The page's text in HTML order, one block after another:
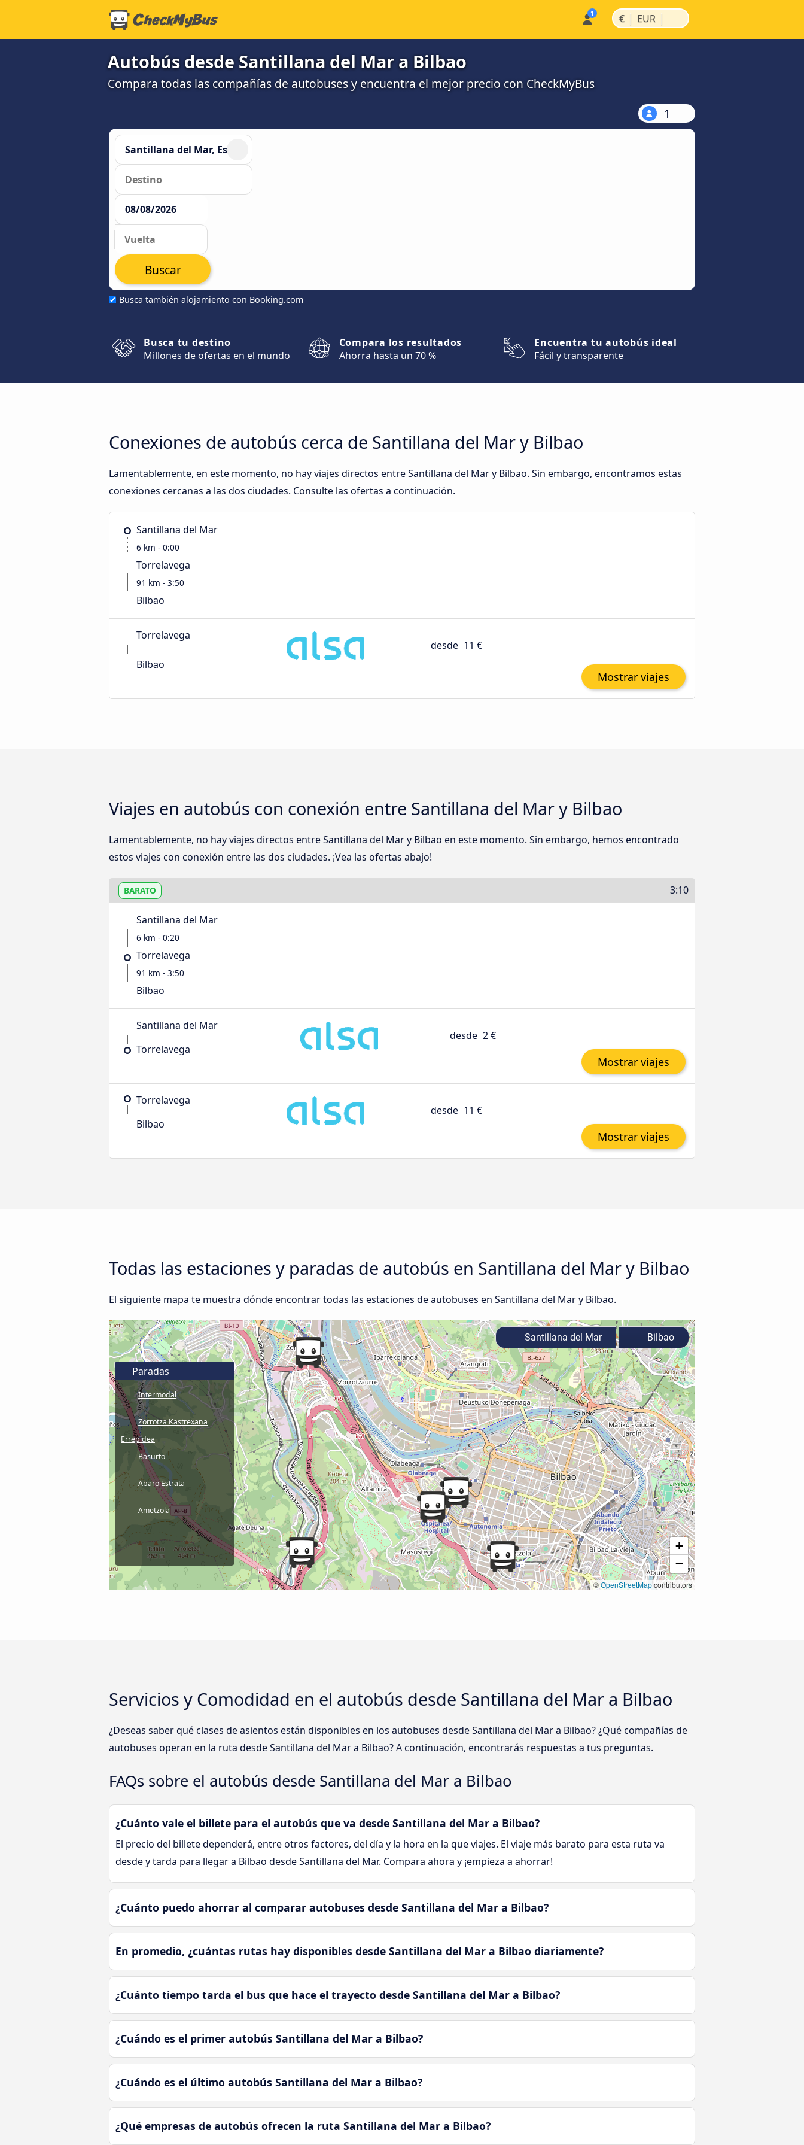
€ | EUR |
Autobús desde Santillana del Mar a Bilbao
Compara todas las compañías de autobuses y encuentra el mejor precio con CheckMyBus
1
Busca también alojamiento con Booking.com
Buscar
Busca tu destino
Millones de ofertas en el mundo
Compara los resultados
Ahorra hasta un 70 %
Encuentra tu autobús ideal
Fácil y transparente
Conexiones de autobús cerca de Santillana del Mar y Bilbao
Lamentablemente, en este momento, no hay viajes directos entre Santillana del Mar y Bilbao. Sin embargo, encontramos estas
conexiones cercanas a las dos ciudades. Consulte las ofertas a continuación.
Santillana del Mar
6 km - 0:00
Torrelavega
91 km - 3:50
Bilbao
Torrelavega
Bilbao
desde 11 €
Mostrar viajes
Viajes en autobús con conexión entre Santillana del Mar y Bilbao
Lamentablemente, no hay viajes directos entre Santillana del Mar y Bilbao en este momento. Sin embargo, hemos encontrado
estos viajes con conexión entre las dos ciudades. ¡Vea las ofertas abajo!
BARATO 3:10
Santillana del Mar
6 km - 0:20
Torrelavega
91 km - 3:50
Bilbao
Santillana del Mar
Torrelavega
desde 2 €
Mostrar viajes
Torrelavega
Bilbao
desde 11 €
Mostrar viajes
Todas las estaciones y paradas de autobús en Santillana del Mar y Bilbao
El siguiente mapa te muestra dónde encontrar todas las estaciones de autobuses en Santillana del Mar y Bilbao.
+
−
©OpenStreetMapcontributors
Paradas
Intermodal
Zorrotza Kastrexana
Errepidea
Basurto
Abaro Estrata
Ametzola
Santillana del Mar Bilbao
Servicios y Comodidad en el autobús desde Santillana del Mar a Bilbao
¿Deseas saber qué clases de asientos están disponibles en los autobuses desde Santillana del Mar a Bilbao? ¿Qué compañías de
autobuses operan en la ruta desde Santillana del Mar a Bilbao? A continuación, encontrarás respuestas a tus preguntas.
FAQs sobre el autobús desde Santillana del Mar a Bilbao
¿Cuánto vale el billete para el autobús que va desde Santillana del Mar a Bilbao?
El precio del billete dependerá, entre otros factores, del día y la hora en la que viajes. El viaje más barato para esta ruta va
desde y tarda para llegar a Bilbao desde Santillana del Mar. Compara ahora y ¡empieza a ahorrar!
¿Cuánto puedo ahorrar al comparar autobuses desde Santillana del Mar a Bilbao?
En promedio, ¿cuántas rutas hay disponibles desde Santillana del Mar a Bilbao diariamente?
¿Cuánto tiempo tarda el bus que hace el trayecto desde Santillana del Mar a Bilbao?
¿Cuándo es el primer autobús Santillana del Mar a Bilbao?
¿Cuándo es el último autobús Santillana del Mar a Bilbao?
¿Qué empresas de autobús ofrecen la ruta Santillana del Mar a Bilbao?